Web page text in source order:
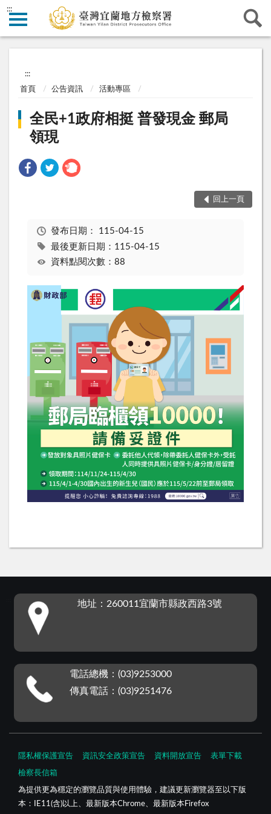
:::
:::
首頁 公告資訊 活動專區
全民+1政府相挺 普發現金 郵局
領現
回上一頁
發布日期： 115-04-15
最後更新日期：115-04-15
資料點閱次數：88
地址：260011宜蘭市縣政西路3號
電話總機：(03)9253000
傳真電話：(03)9251476
隱私權保護宣告 資訊安全政策宣告 資料開放宣告 表單下載
檢察長信箱
為提供更為穩定的瀏覽品質與使用體驗，建議更新瀏覽器至以下版
本：IE11(含)以上、最新版本Chrome、最新版本Firefox